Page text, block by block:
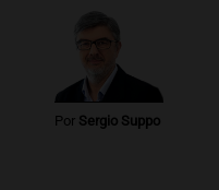
Por Sergio Suppo